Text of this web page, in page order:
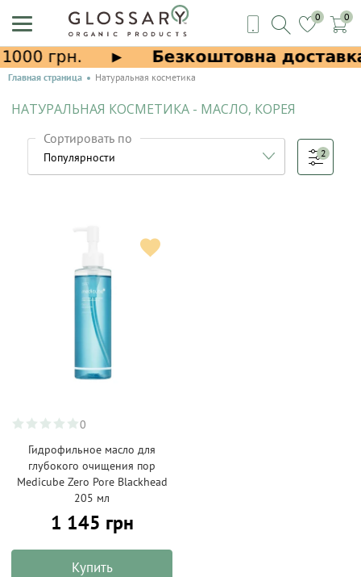
0 0
Главная страница Натуральная косметика
НАТУРАЛЬНАЯ КОСМЕТИКА - МАСЛО, КОРЕЯ
Сортировать по
2
0
Гидрофильное масло для
глубокого очищения пор
Medicube Zero Pore Blackhead
205 мл
1 145 грн
Купить